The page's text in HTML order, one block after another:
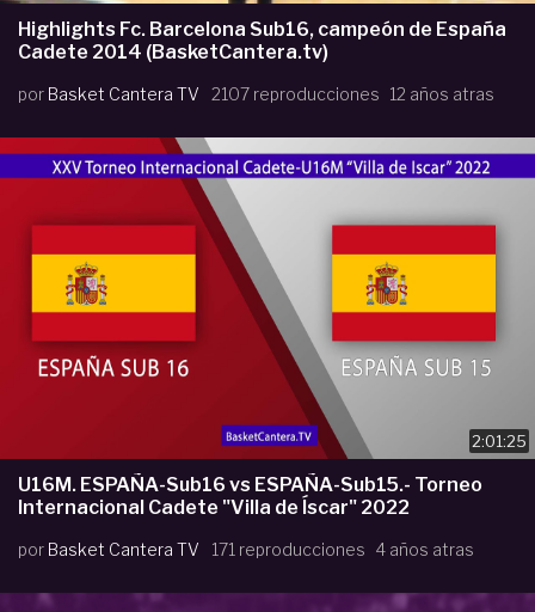
Highlights Fc. Barcelona Sub16, campeón de España
Cadete 2014 (BasketCantera.tv)
por Basket Cantera TV 2107 reproducciones 12 años atras
2:01:25
U16M. ESPAÑA-Sub16 vs ESPAÑA-Sub15.- Torneo
Internacional Cadete "Villa de Íscar" 2022
por Basket Cantera TV 171 reproducciones 4 años atras